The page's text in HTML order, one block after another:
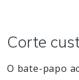
Corte
O bate-papo